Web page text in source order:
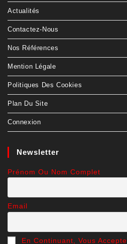
Actualités
Contactez-Nous
Nos Références
Mention Légale
Politiques Des Cookies
Plan Du Site
Connexion
Newsletter
Prénom Ou Nom Complet
Email
En Continuant, Vous